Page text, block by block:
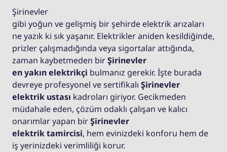
Şirinevler
gibi yoğun ve gelişmiş bir şehirde elektrik arızaları
ne yazık ki sık yaşanır. Elektrikler aniden kesildiğinde,
prizler çalışmadığında veya sigortalar attığında,
zaman kaybetmeden birŞirinevler
en yakın elektrikçi bulmanız gerekir. İşte burada
devreye profesyonel ve sertifikalı Şirinevler
elektrik ustası kadroları giriyor. Gecikmeden
müdahale eden, çözüm odaklı çalışan ve kalıcı
onarımlar yapan birŞirinevler
elektrik tamircisi, hem evinizdeki konforu hem de
iş yerinizdeki verimliliği korur.